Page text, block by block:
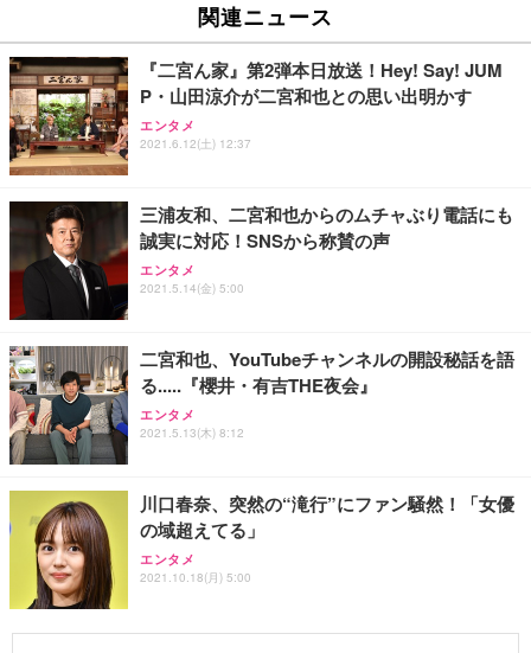
関連ニュース
『二宮ん家』第2弾本日放送！Hey! Say! JUM
P・山田涼介が二宮和也との思い出明かす
エンタメ
2021.6.12(土) 12:37
三浦友和、二宮和也からのムチャぶり電話にも
誠実に対応！SNSから称賛の声
エンタメ
2021.5.14(金) 5:00
二宮和也、YouTubeチャンネルの開設秘話を語
る.....『櫻井・有吉THE夜会』
エンタメ
2021.5.13(木) 8:12
川口春奈、突然の“滝行”にファン騒然！「女優
の域超えてる」
エンタメ
2021.10.18(月) 5:00